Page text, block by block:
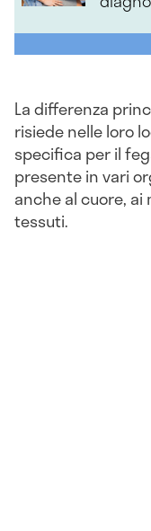
La differenza
risiede nelle loro
specifica per il
presente in vari
anche al cuore,
tessuti.